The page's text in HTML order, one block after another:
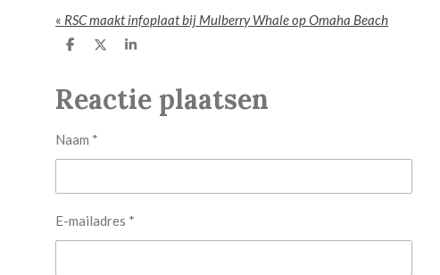
« RSC maakt infoplaat bij Mulberry Whale op Omaha Beach
D
e
n
D
S
r
e
Reactie plaatsen
Naam *
E-mailadres *